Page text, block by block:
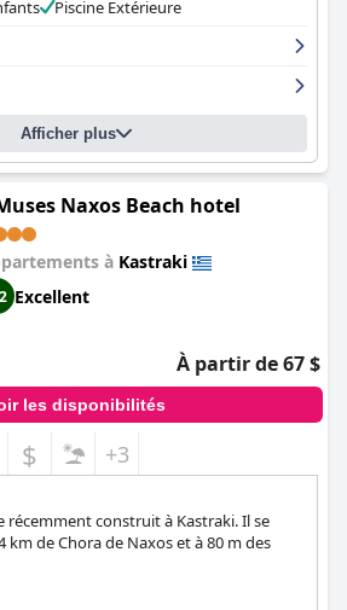
Piscine Extérieure
Afficher plus
Naxos Beach hotel
à Kastraki
Excellent
À partir de 67 $
les disponibilités
$ +3
récemment construit à Kastraki. Il se
de Chora de Naxos et à 80 m des